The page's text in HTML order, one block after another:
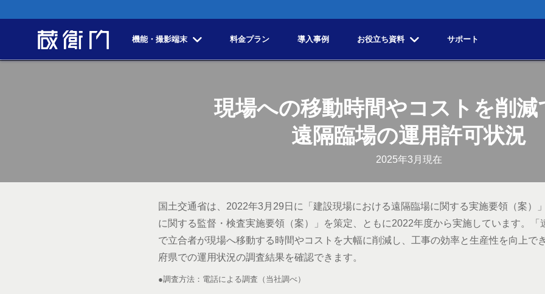
機能・撮影端末 料金プラン 導入事例 お役立ち資料 サポート
現場への移動時間やコストを削減
遠隔臨場の運用許可状況
2025年3月現在
国土交通省は、2022年3月29日に「建設現場における遠隔臨場に関する実施要領（案）
に関する監督・検査実施要領（案）」を策定、ともに2022年度から実施しています。「
で立合者が現場へ移動する時間やコストを大幅に削減し、工事の効率と生産性を向上で
府県での運用状況の調査結果を確認できます。
●調査方法：電話による調査（当社調べ）